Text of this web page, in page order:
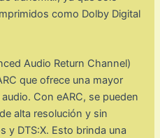
como Dolby Digital
Audio Return Channel)
que ofrece una mayor
Con eARC, se pueden
alta resolución y sin
y DTS:X. Esto brinda una